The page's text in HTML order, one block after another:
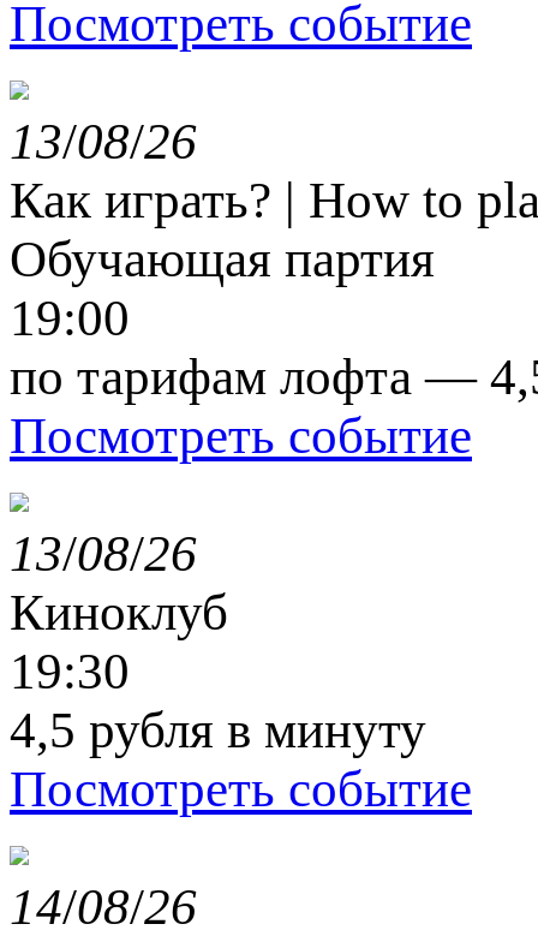
Посмотреть событие
13/08/26
Как играть? | How to
Обучающая партия
19:00
по тарифам лофта —
Посмотреть событие
13/08/26
Киноклуб
19:30
4,5 рубля в минуту
Посмотреть событие
14/08/26